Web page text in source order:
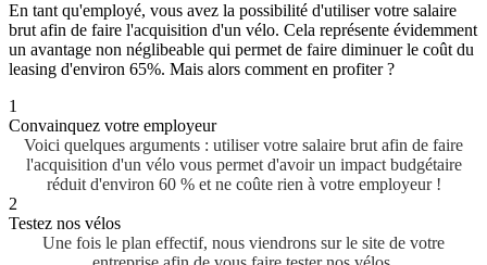
En tant qu'employé, vous avez la possibilité d'utiliser votre salaire
brut afin de faire l'acquisition d'un vélo. Cela représente évidemment
un avantage non néglibeable qui permet de faire diminuer le coût du
leasing d'environ 65%. Mais alors comment en profiter ?
1
Convainquez votre employeur
Voici quelques arguments : utiliser votre salaire brut afin de faire
l'acquisition d'un vélo vous permet d'avoir un impact budgétaire
réduit d'environ 60 % et ne coûte rien à votre employeur !
2
Testez nos vélos
Une fois le plan effectif, nous viendrons sur le site de votre